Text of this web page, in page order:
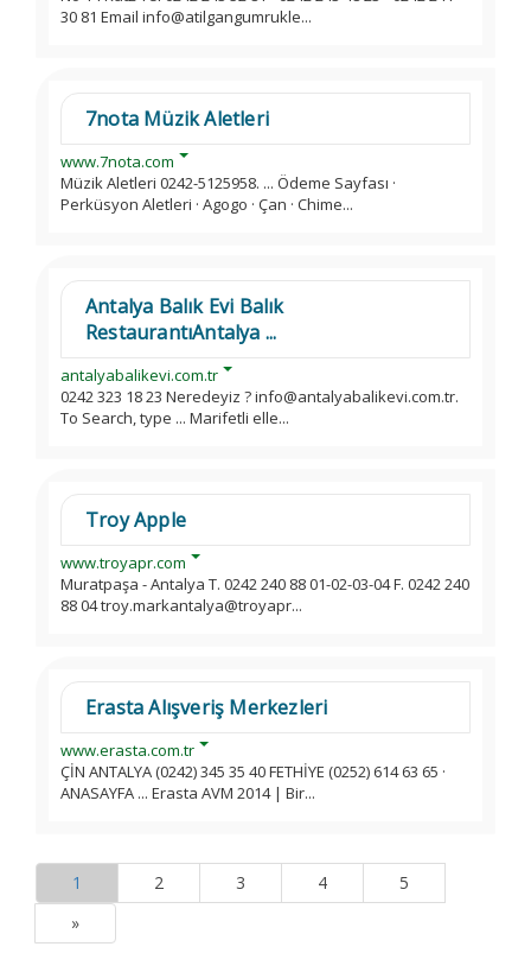
30 81 Email info@atilgangumrukle...
7nota Müzik Aletleri
www.7nota.com
Müzik Aletleri 0242-5125958. ... Ödeme Sayfası ·
Perküsyon Aletleri · Agogo · Çan · Chime...
Antalya Balık Evi Balık
RestaurantıAntalya ...
antalyabalikevi.com.tr
0242 323 18 23 Neredeyiz ? info@antalyabalikevi.com.tr.
To Search, type ... Marifetli elle...
Troy Apple
www.troyapr.com
Muratpaşa - Antalya T. 0242 240 88 01-02-03-04 F. 0242 240
88 04 troy.markantalya@troyapr...
Erasta Alışveriş Merkezleri
www.erasta.com.tr
ÇİN ANTALYA (0242) 345 35 40 FETHİYE (0252) 614 63 65 ·
ANASAYFA ... Erasta AVM 2014 | Bir...
1 2 3 4
5
»